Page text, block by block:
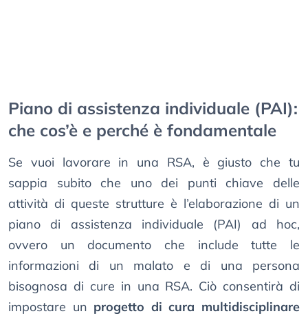
Piano di assistenza individuale (PAI):
che cos’è e perché è fondamentale
Se vuoi lavorare in una RSA, è giusto che tu
sappia subito che uno dei punti chiave delle
attività di queste strutture è l’elaborazione di un
piano di assistenza individuale (PAI) ad hoc,
ovvero un documento che include tutte le
informazioni di un malato e di una persona
bisognosa di cure in una RSA. Ciò consentirà di
impostare un progetto di cura multidisciplinare